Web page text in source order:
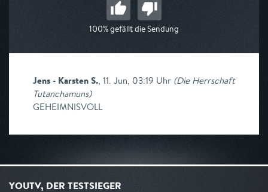
100% gefällt die Sendung
Jens - Karsten S., 11. Jun, 03:19 Uhr (Die Herrschaft
Tutanchamuns)
GEHEIMNISVOLL
YOUTV, DER TESTSIEGER